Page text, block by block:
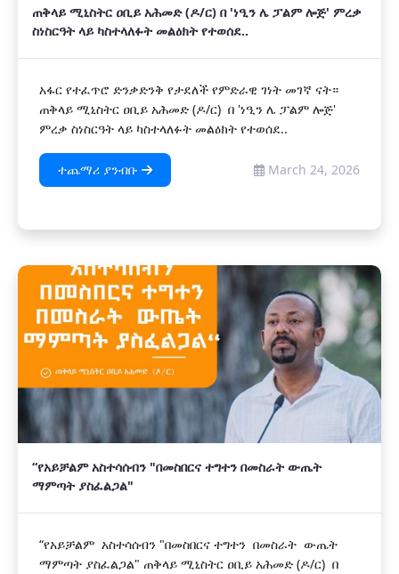
ጠቅላይ ሚኒስትር ዐቢይ አሕመድ (ዶ/ር) በ 'ነዒን ሌ ፓልም ሎጅ' ምረቃ
ስነስርዓት ላይ ካስተላለፉት መልዕክት የተወሰደ..
አፋር የተፈጥሮ ድንቃድንቅ የታደለች የምድራዊ ገነት መገኛ ናት።
ጠቅላይ ሚኒስትር ዐቢይ አሕመድ (ዶ/ር) በ 'ነዒን ሌ ፓልም ሎጅ'
ምረቃ ስነስርዓት ላይ ካስተላለፉት መልዕክት የተወሰደ..
ተጨማሪ ያንብቡ March 24, 2026
“የአይቻልም አስተሳሰብን "በመስበርና ተግተን በመስራት ውጤት
ማምጣት ያስፈልጋል"
“የአይቻልም አስተሳሰብን "በመስበርና ተግተን በመስራት ውጤት
ማምጣት ያስፈልጋል" ጠቅላይ ሚኒስትር ዐቢይ አሕመድ (ዶ/ር) በ